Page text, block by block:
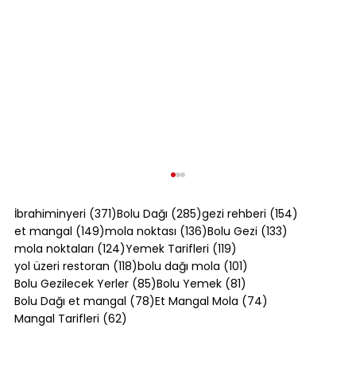
İbrahiminyeri (371)371 yazı
Bolu Dağı (285)285 yazı
gezi rehberi (154)
et mangal (149)149 yazı
mola noktası (136)136 yazı
Bolu Gezi (133)
mola noktaları (124)124 yazı
Yemek Tarifleri (119)
yol üzeri restoran (118)118 yazı
bolu dağı mola (101)
Bolu Gezilecek Yerler (85)85 yazı
Bolu Yemek (81)
Bolu Dağı et mangal (78)78 yazı
Et Mangal Mola (74)
Mangal Tarifleri (62)